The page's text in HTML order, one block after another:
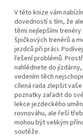
V této knize vám
dovedností s tím, že
těmi nejlepšími trenéry
špičkových trenérů a
jezdců při práci.
řešení problémů.
nahlédnete do
vedením těch
cílená rada zlepšit
poznatky zařadit do
lekce jezdeckého
rovnováhu, ale řeší
mohou být velikým
soutěže.